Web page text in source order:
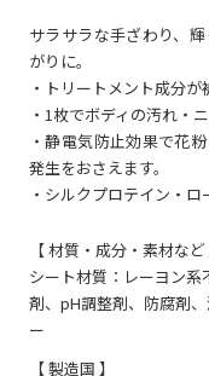
サラサラな手ざわり、
がりに。
・トリートメント成分が
・1枚でボディの汚れ・
・静電気防止効果で花
発生をおさえます。
・シルクプロテイン・ロ
【 材質・成分・素材など
シート材質：レーヨン
剤、pH調整剤、防腐剤
ー
【 製造国 】